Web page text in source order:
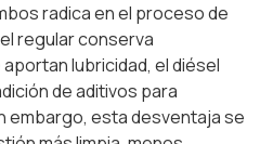
radica en el proceso de
regular conserva
lubricidad, el diésel
de aditivos para
embargo, esta desventaja se